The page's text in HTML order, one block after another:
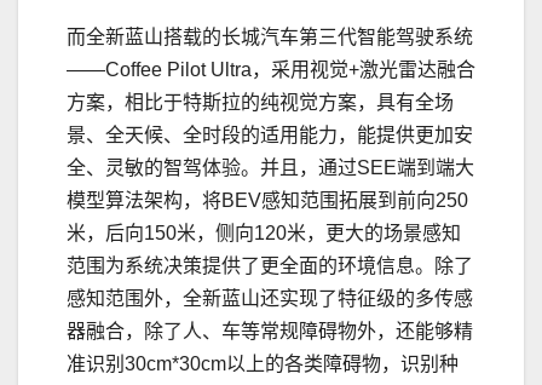
而全新蓝山搭载的长城汽车第三代智能驾驶系统
——Coffee Pilot Ultra，采用视觉+激光雷达融合
方案，相比于特斯拉的纯视觉方案，具有全场
景、全天候、全时段的适用能力，能提供更加安
全、灵敏的智驾体验。并且，通过SEE端到端大
模型算法架构，将BEV感知范围拓展到前向250
米，后向150米，侧向120米，更大的场景感知
范围为系统决策提供了更全⾯的环境信息。除了
感知范围外，全新蓝山还实现了特征级的多传感
器融合，除了人、车等常规障碍物外，还能够精
准识别30cm*30cm以上的各类障碍物，识别种